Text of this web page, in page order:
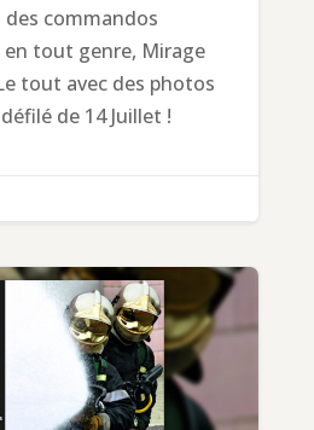
commandos
en tout genre, Mirage
tout avec des photos
de 14 Juillet !